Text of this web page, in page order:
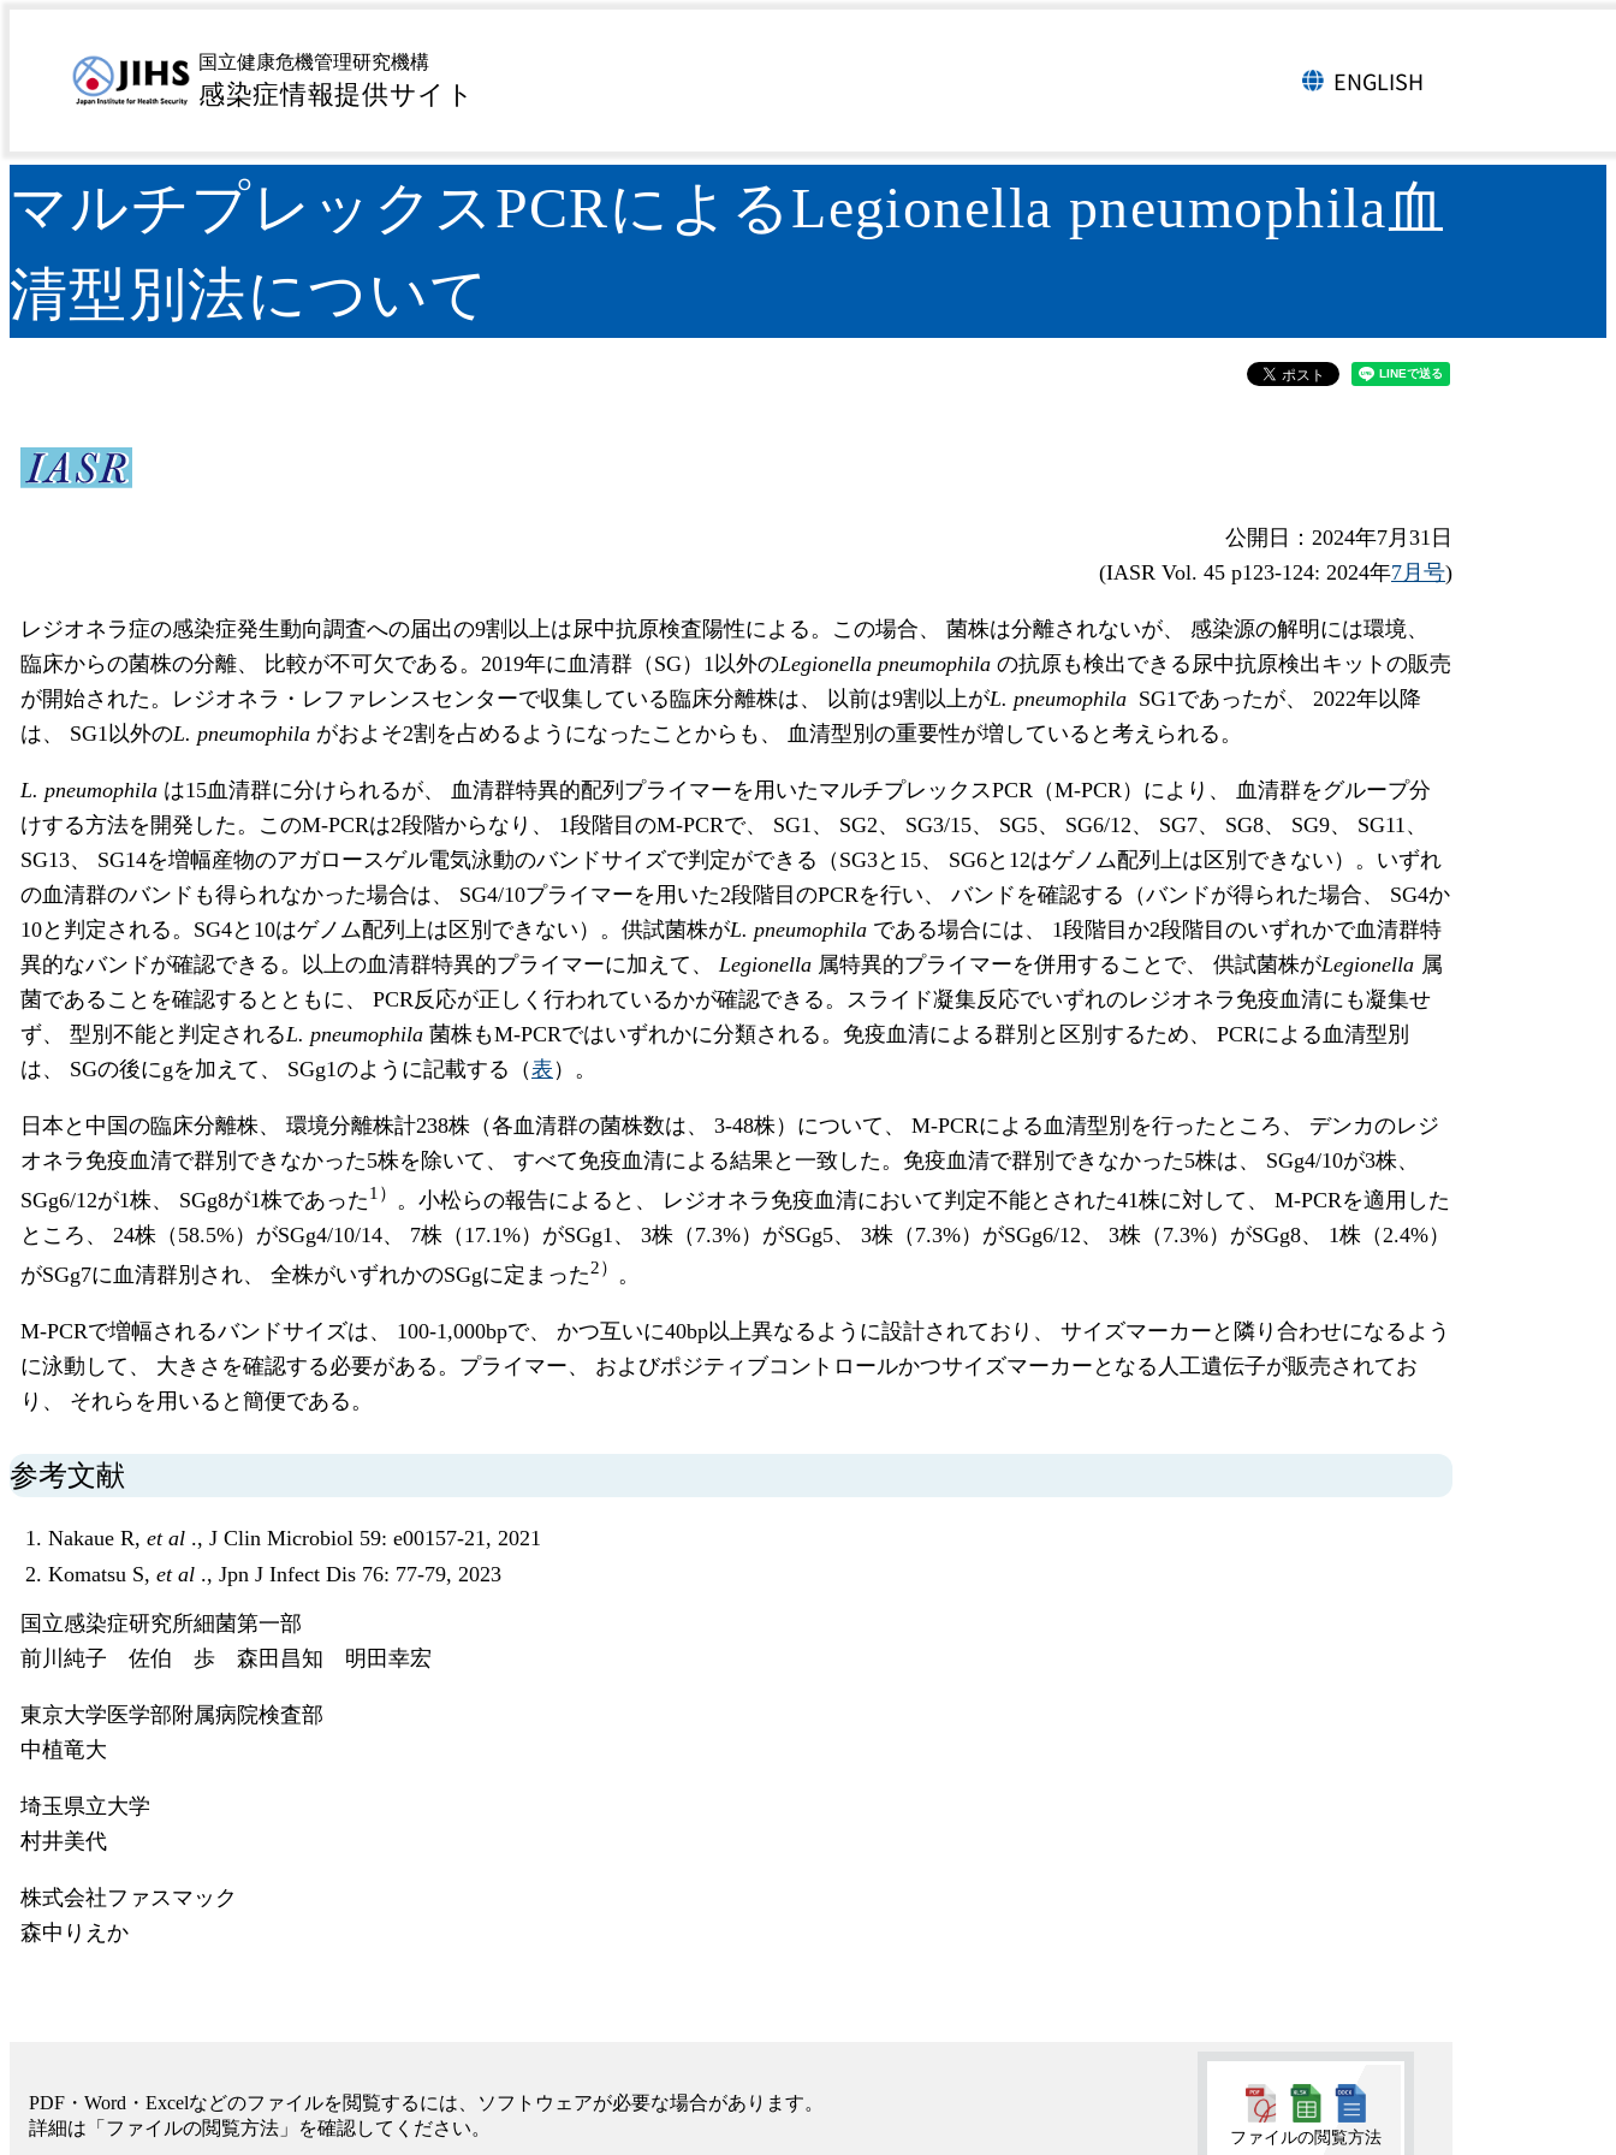
国立健康危機管理研究機構
感染症情報提供サイト 言語切り替え
ENGLISH
トップページ> サーベイランス>病原微生物検出情報（IASR）
マルチプレックスPCRによるLegionella pneumophila血
清型別法について
公開日：2024年7月31日
(IASR Vol. 45 p123-124: 2024年7月号)
レジオネラ症の感染症発生動向調査への届出の9割以上は尿中抗原検査陽性による。この場合、 菌株は分離されないが、 感染源の解明には環境、
臨床からの菌株の分離、 比較が不可欠である。2019年に血清群（SG）1以外のLegionella pneumophila の抗原も検出できる尿中抗原検出キットの販売
が開始された。レジオネラ・レファレンスセンターで収集している臨床分離株は、 以前は9割以上がL. pneumophila SG1であったが、 2022年以降
は、 SG1以外のL. pneumophila がおよそ2割を占めるようになったことからも、 血清型別の重要性が増していると考えられる。
L. pneumophila は15血清群に分けられるが、 血清群特異的配列プライマーを用いたマルチプレックスPCR（M-PCR）により、 血清群をグループ分
けする方法を開発した。このM-PCRは2段階からなり、 1段階目のM-PCRで、 SG1、 SG2、 SG3/15、 SG5、 SG6/12、 SG7、 SG8、 SG9、 SG11、
SG13、 SG14を増幅産物のアガロースゲル電気泳動のバンドサイズで判定ができる（SG3と15、 SG6と12はゲノム配列上は区別できない）。いずれ
の血清群のバンドも得られなかった場合は、 SG4/10プライマーを用いた2段階目のPCRを行い、 バンドを確認する（バンドが得られた場合、 SG4か
10と判定される。SG4と10はゲノム配列上は区別できない）。供試菌株がL. pneumophila である場合には、 1段階目か2段階目のいずれかで血清群特
異的なバンドが確認できる。以上の血清群特異的プライマーに加えて、 Legionella 属特異的プライマーを併用することで、 供試菌株がLegionella 属
菌であることを確認するとともに、 PCR反応が正しく行われているかが確認できる。スライド凝集反応でいずれのレジオネラ免疫血清にも凝集せ
ず、 型別不能と判定されるL. pneumophila 菌株もM-PCRではいずれかに分類される。免疫血清による群別と区別するため、 PCRによる血清型別
は、 SGの後にgを加えて、 SGg1のように記載する（表 ）。
日本と中国の臨床分離株、 環境分離株計238株（各血清群の菌株数は、 3-48株）について、 M-PCRによる血清型別を行ったところ、 デンカのレジ
オネラ免疫血清で群別できなかった5株を除いて、 すべて免疫血清による結果と一致した。免疫血清で群別できなかった5株は、 SGg4/10が3株、
SGg6/12が1株、 SGg8が1株であった1）
。小松らの報告によると、 レジオネラ免疫血清において判定不能とされた41株に対して、 M-PCRを適用した
ところ、 24株（58.5%）がSGg4/10/14、 7株（17.1%）がSGg1、 3株（7.3%）がSGg5、 3株（7.3%）がSGg6/12、 3株（7.3%）がSGg8、 1株（2.4%）
がSGg7に血清群別され、 全株がいずれかのSGgに定まった2） 。
M-PCRで増幅されるバンドサイズは、 100-1,000bpで、 かつ互いに40bp以上異なるように設計されており、 サイズマーカーと隣り合わせになるよう
に泳動して、 大きさを確認する必要がある。プライマー、 およびポジティブコントロールかつサイズマーカーとなる人工遺伝子が販売されてお
り、 それらを用いると簡便である。
参考文献
Nakaue R, et al ., J Clin Microbiol 59: e00157-21, 2021
Komatsu S, et al ., Jpn J Infect Dis 76: 77-79, 2023
国立感染症研究所細菌第一部
前川純子 佐伯 歩 森田昌知 明田幸宏
東京大学医学部附属病院検査部
中植竜大
埼玉県立大学
村井美代
株式会社ファスマック
森中りえか
PDF・Word・Excelなどのファイルを閲覧するには、ソフトウェアが必要な場合があります。
詳細は「ファイルの閲覧方法」を確認してください。
ファイルの閲覧方法